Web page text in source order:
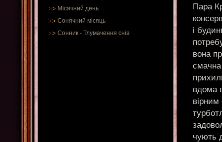
Місячний день
Сонячний місяць
Сонник - Тлумачення снів
Пара
і
вона
смачна
вдома
чують